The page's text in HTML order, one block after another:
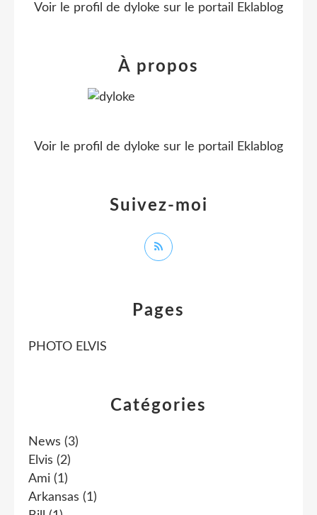
Catégories
News (3)
Elvis (2)
Ami (1)
Arkansas (1)
Pages
PHOTO ELVIS
Voir le profil de dyloke sur le portail Eklablog
Suivez-moi
À propos
Voir le profil de dyloke sur le portail Eklablog